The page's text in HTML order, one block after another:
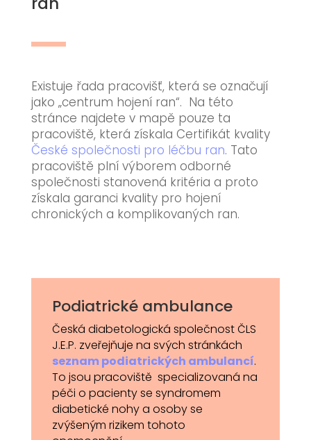
Existuje řada pracovišť, která se označují
jako „centrum hojení ran“. Na této
stránce najdete v mapě pouze ta
pracoviště, která získala Certifikát kvality
České společnosti pro léčbu ran. Tato
pracoviště plní výborem odborné
společnosti stanovená kritéria a proto
získala garanci kvality pro hojení
chronických a komplikovaných ran.
Podiatrické ambulance
Česká diabetologická společnost ČLS
J.E.P. zveřejňuje na svých stránkách
seznam podiatrických ambulancí.
To jsou pracoviště specializovaná na
péči o pacienty se syndromem
diabetické nohy a osoby se
zvýšeným rizikem tohoto